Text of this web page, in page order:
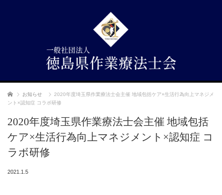
ホーム お知らせ
2020年度埼玉県作業療法士会主催 地域包括ケア×生活行為向上マネジメ
ント×認知症 コラボ研修
2020年度埼玉県作業療法士会主催 地域包括
ケア×生活行為向上マネジメント×認知症 コ
ラボ研修
2021.1.5